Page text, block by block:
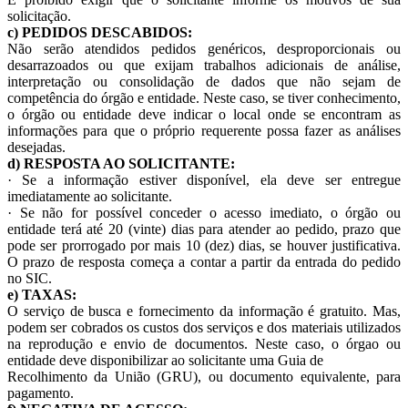
solicitação.
c) PEDIDOS DESCABIDOS:
Não serão atendidos pedidos genéricos, desproporcionais ou
desarrazoados ou que exijam trabalhos adicionais de análise,
interpretação ou consolidação de dados que não sejam de
competência do órgão e entidade. Neste caso, se tiver conhecimento,
o órgão ou entidade deve indicar o local onde se encontram as
informações para que o próprio requerente possa fazer as análises
desejadas.
d) RESPOSTA AO SOLICITANTE:
· Se a informação estiver disponível, ela deve ser entregue
imediatamente ao solicitante.
· Se não for possível conceder o acesso imediato, o órgão ou
entidade terá até 20 (vinte) dias para atender ao pedido, prazo que
pode ser prorrogado por mais 10 (dez) dias, se houver justificativa.
O prazo de resposta começa a contar a partir da entrada do pedido
no SIC.
e) TAXAS:
O serviço de busca e fornecimento da informação é gratuito. Mas,
podem ser cobrados os custos dos serviços e dos materiais utilizados
na reprodução e envio de documentos. Neste caso, o órgao ou
entidade deve disponibilizar ao solicitante uma Guia de
Recolhimento da União (GRU), ou documento equivalente, para
pagamento.